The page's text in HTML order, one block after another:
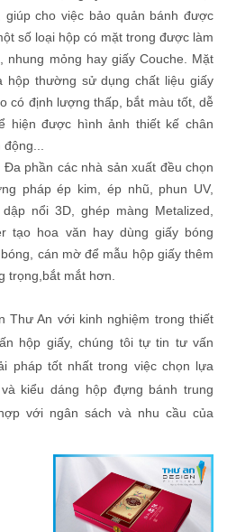
giúp cho việc bảo quản bánh được
số loại hộp có mặt trong được làm
nhung mỏng hay giấy Couche. Mặt
hộp thường sử dụng chất liệu giấy
có định lượng thấp, bắt màu tốt, dễ
hiện được hình ảnh thiết kế chân
Đa phần các nhà sản xuất đều chọn
pháp ép kim, ép nhũ, phun UV,
nổi 3D, ghép màng Metalized,
tạo hoa văn hay dùng giấy bóng
cán mờ để mẫu hộp giấy thêm
trọng,bắt mắt hơn.
Thư An với kinh nghiệm trong thiết
hộp giấy, chúng tôi tự tin tư vấn
pháp tốt nhất trong việc chọn lựa
kiểu dáng hộp đựng bánh trung
với ngân sách và nhu cầu của